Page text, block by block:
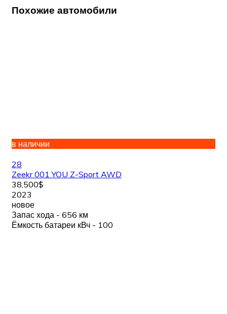
Похожие автомобили
в наличии
28
Zeekr 001 YOU Z-Sport AWD
38,500$
2023
новое
Запас хода - 656 км
Ёмкость батареи кВч - 100